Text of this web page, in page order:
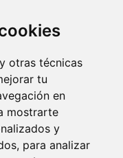
otras técnicas
tu
en
mostrarte
y
para analizar